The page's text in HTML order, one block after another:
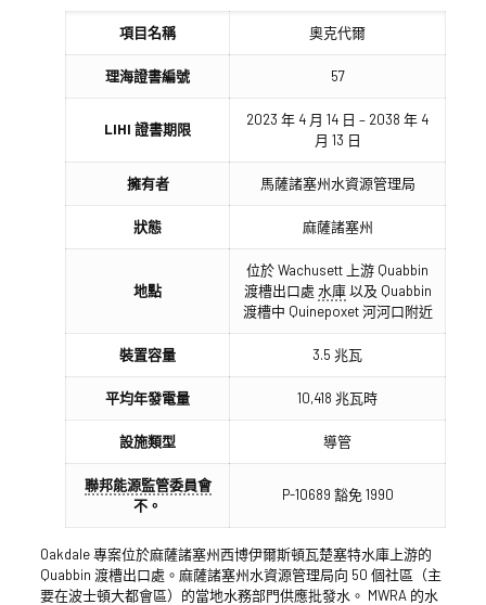
項目名稱 奧克代爾
理海證書編號 57
LIHI 證書期限
2023 年 4 月 14 日 – 2038 年 4
月 13 日
擁有者 馬薩諸塞州水資源管理局
狀態 麻薩諸塞州
地點
位於 Wachusett 上游 Quabbin
渡槽出口處 水庫以及 Quabbin
渡槽中 Quinepoxet 河河口附近
裝置容量 3.5 兆瓦
平均年發電量 10,418 兆瓦時
設施類型 導管
聯邦能源監管委員會
不。
P-10689 豁免 1990
Oakdale 專案位於麻薩諸塞州西博伊爾斯頓瓦楚塞特水庫上游的
Quabbin 渡槽出口處。麻薩諸塞州水資源管理局向 50 個社區（主
要在波士頓大都會區）的當地水務部門供應批發水。 MWRA 的水